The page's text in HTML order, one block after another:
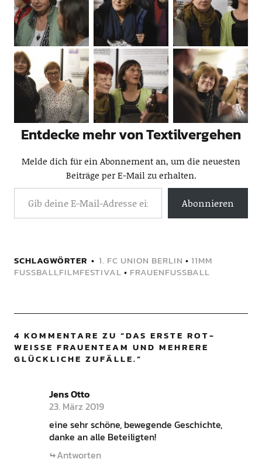
Entdecke mehr von Textilvergehen
Melde dich für ein Abonnement an, um die neuesten
Beiträge per E-Mail zu erhalten.
Abonnieren
SCHLAGWÖRTER 1. FC UNION BERLIN • 11MM
FUSSBALLFILMFESTIVAL
• FRAUENFUSSBALL
4 KOMMENTARE ZU “DAS ERSTE ROT-
WEISSE FRAUENTEAM UND MEHRERE G
LÜCKLICHE ZUFÄLLE. ”
Jens Otto
23. März 2019
eine sehr schöne, bewegende Geschichte,
danke an alle Beteiligten!
Antworten